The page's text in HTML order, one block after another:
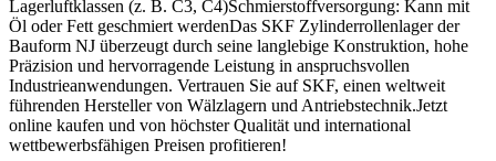
Lagerluftklassen (z. B. C3, C4)Schmierstoffversorgung: Kann mit
Öl oder Fett geschmiert werdenDas SKF Zylinderrollenlager der
Bauform NJ überzeugt durch seine langlebige Konstruktion, hohe
Präzision und hervorragende Leistung in anspruchsvollen
Industrieanwendungen. Vertrauen Sie auf SKF, einen weltweit
führenden Hersteller von Wälzlagern und Antriebstechnik.Jetzt
online kaufen und von höchster Qualität und international
wettbewerbsfähigen Preisen profitieren!